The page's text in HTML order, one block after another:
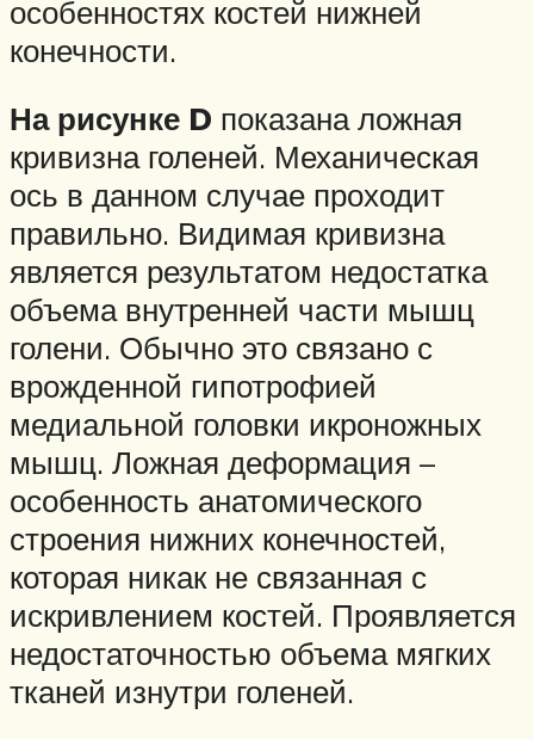
особенностях костей нижней
конечности.
На рисунке D показана ложная
кривизна голеней. Механическая
ось в данном случае проходит
правильно. Видимая кривизна
является результатом недостатка
объема внутренней части мышц
голени. Обычно это связано с
врожденной гипотрофией
медиальной головки икроножных
мышц. Ложная деформация –
особенность анатомического
строения нижних конечностей,
которая никак не связанная с
искривлением костей. Проявляется
недостаточностью объема мягких
тканей изнутри голеней.